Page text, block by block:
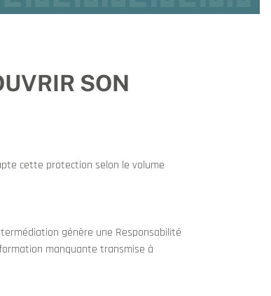
SON
cette protection selon le volume
génère une Responsabilité
manquante transmise à